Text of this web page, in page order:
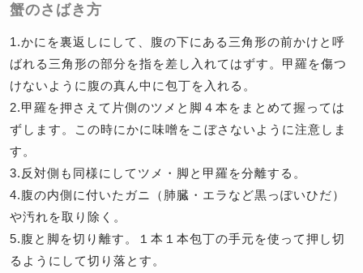
蟹のさばき方
1.かにを裏返しにして、腹の下にある三角形の前かけと呼
ばれる三角形の部分を指を差し入れてはずす。甲羅を傷つ
けないように腹の真ん中に包丁を入れる。
2.甲羅を押さえて片側のツメと脚４本をまとめて握っては
ずします。この時にかに味噌をこぼさないように注意しま
す。
3.反対側も同様にしてツメ・脚と甲羅を分離する。
4.腹の内側に付いたガニ（肺臓・エラなど黒っぽいひだ）
や汚れを取り除く。
5.腹と脚を切り離す。１本１本包丁の手元を使って押し切
るようにして切り落とす。